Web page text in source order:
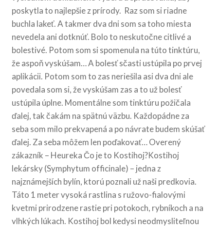
poskytla to najlepšie z prírody. Raz som si riadne
buchla lakeť. A takmer dva dni som sa toho miesta
nevedela ani dotknúť. Bolo to neskutočne citlivé a
bolestivé. Potom som si spomenula na túto tinktúru,
že aspoň vyskúšam… A bolesť sčasti ustúpila po prvej
aplikácii. Potom som to zas neriešila asi dva dni ale
povedala som si, že vyskúšam zas a to už bolesť
ustúpila úplne. Momentálne som tinktúru požičala
ďalej, tak čakám na spätnú väzbu. Každopádne za
seba som milo prekvapená a po návrate budem skúšať
ďalej. Za seba môžem len poďakovať… Overený
zákazník – Heureka Čo je to Kostihoj?Kostihoj
lekársky (Symphytum officinale) – jedna z
najznámejších bylín, ktorú poznali už naši predkovia.
Táto 1 meter vysoká rastlina s ružovo-fialovými
kvetmi prirodzene rastie pri potokoch, rybníkoch a na
vlhkých lúkach. Kostihoj bol kedysi neodmysliteľnou